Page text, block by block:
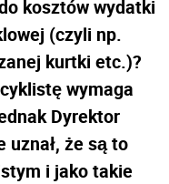
kosztów wydatki
(czyli np.
kurtki etc.)?
wymaga
Dyrektor
uznał, że są to
i jako takie